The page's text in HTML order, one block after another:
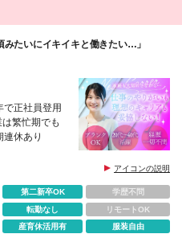
みたいにイキイキと働きたい…」
で正社員登用
繁忙期でも
休あり
アイコンの説明
第二新卒OK
学歴不問
転勤なし
リモートOK
産育休活用有
服装自由